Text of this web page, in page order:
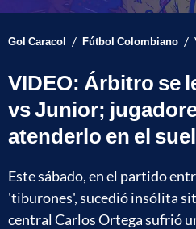
Gol Caracol / Fútbol Colombiano /
VIDEO: Árbitro se
vs Junior;
atenderlo en el
Este sábado, en el partido
'tiburones', sucedió insólita
central Carlos Ortega sufrió